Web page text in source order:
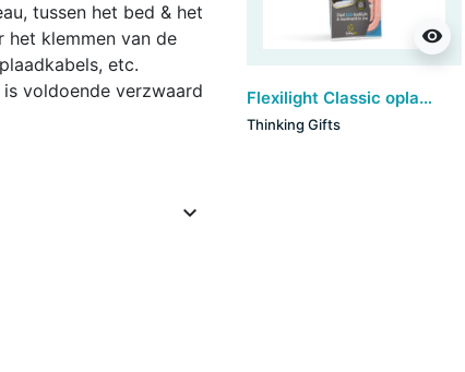
tussen het bed & het
het klemmen van de
etc.
voldoende verzwaard

visibility
Flexilight Classic oplaadbaar - Llama
Thinking Gifts